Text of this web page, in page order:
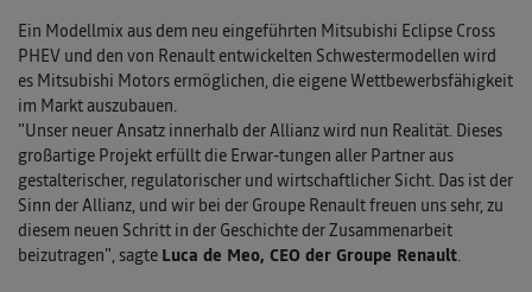
Ein Modellmix aus dem neu eingeführten Mitsubishi Eclipse Cross
PHEV und den von Renault entwickelten Schwestermodellen wird
es Mitsubishi Motors ermöglichen, die eigene Wettbewerbsfähigkeit
im Markt auszubauen.
"Unser neuer Ansatz innerhalb der Allianz wird nun Realität. Dieses
großartige Projekt erfüllt die Erwar-tungen aller Partner aus
gestalterischer, regulatorischer und wirtschaftlicher Sicht. Das ist der
Sinn der Allianz, und wir bei der Groupe Renault freuen uns sehr, zu
diesem neuen Schritt in der Geschichte der Zusammenarbeit
beizutragen", sagte Luca de Meo, CEO der Groupe Renault.